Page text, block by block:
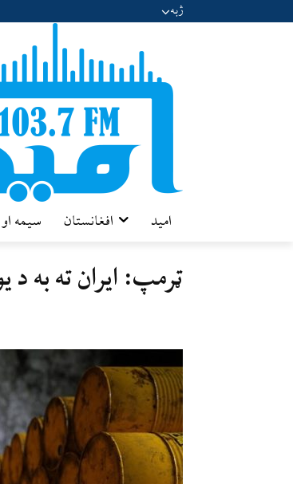
ژبه
امید افغانستان سیمه
ټرمپ: ایران ته به